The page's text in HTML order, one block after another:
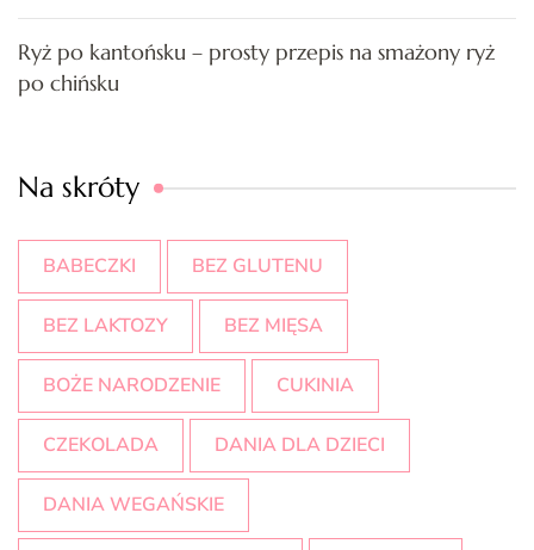
Ryż po kantońsku – prosty przepis na smażony ryż
po chińsku
Na skróty
BABECZKI BEZ GLUTENU
BEZ LAKTOZY BEZ MIĘSA
BOŻE NARODZENIE CUKINIA
CZEKOLADA DANIA DLA DZIECI
DANIA WEGAŃSKIE